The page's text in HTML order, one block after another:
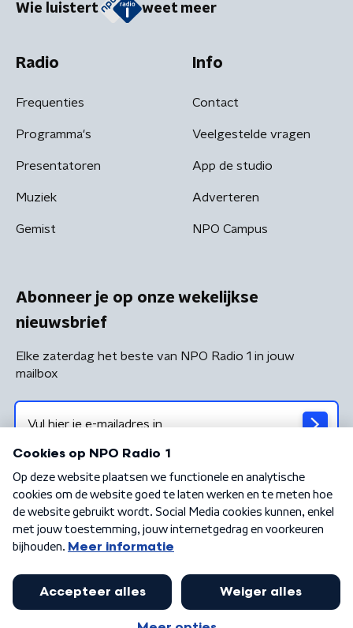
Wie luistert weet meer
Radio
Frequenties
Programma's
Presentatoren
Muziek
Gemist
Info
Contact
Veelgestelde vragen
App de studio
Adverteren
NPO Campus
Abonneer je op onze wekelijkse
nieuwsbrief
Elke zaterdag het beste van NPO Radio 1 in jouw
mailbox
Algemene voorwaarden Privacybeleid